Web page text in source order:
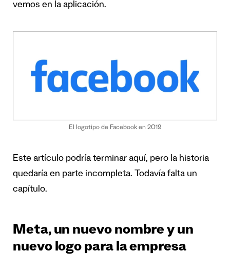
vemos en la aplicación.
El logotipo de Facebook en 2019
Este artículo podría terminar aquí, pero la historia
quedaría en parte incompleta. Todavía falta un
capítulo.
Meta, un nuevo nombre y un
nuevo logo para la empresa